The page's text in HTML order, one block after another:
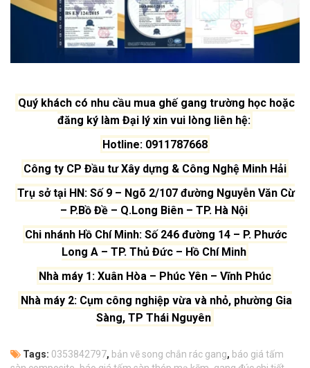
Quý khách có nhu cầu mua ghế gang trường học hoặc
đăng ký làm Đại lý xin vui lòng liên hệ:
Hotline: 0911787668
Công ty CP Đầu tư Xây dựng & Công Nghệ Minh Hải
Trụ sở tại HN: Số 9 – Ngõ 2/107 đường Nguyễn Văn Cừ
– P.Bồ Đề – Q.Long Biên – TP. Hà Nội
Chi nhánh Hồ Chí Minh: Số 246 đường 14 – P. Phước
Long A – TP. Thủ Đức – Hồ Chí Minh
Nhà máy 1: Xuân Hòa – Phúc Yên – Vĩnh Phúc
Nhà máy 2: Cụm công nghiệp vừa và nhỏ, phường Gia
Sàng, TP Thái Nguyên
Tags: 0353842797, bản vẽ song chắn rác gang, báo giá tấm